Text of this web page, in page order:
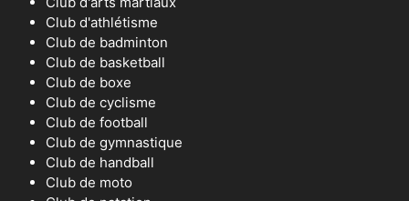
Club d'athlétisme
Club de badminton
Club de basketball
Club de boxe
Club de cyclisme
Club de football
Club de gymnastique
Club de handball
Club de moto